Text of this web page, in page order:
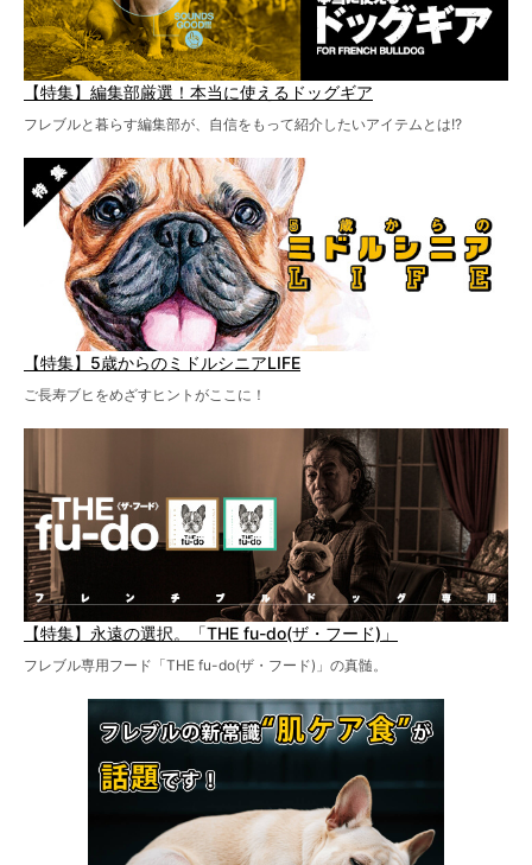
【特集】編集部厳選！本当に使えるドッグギア
フレブルと暮らす編集部が、自信をもって紹介したいアイテムとは!?
【特集】5歳からのミドルシニアLIFE
ご長寿ブヒをめざすヒントがここに！
【特集】永遠の選択。「THE fu-do(ザ・フード)」
フレブル専用フード「THE fu-do(ザ・フード)」の真髄。